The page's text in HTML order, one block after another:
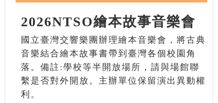
2026NTSO繪本故事音樂會
國立臺灣交響樂團辦理繪本音樂會，將古典
音樂結合繪本故事書帶到臺灣各個校園角
落。備註:學校等半開放場所，請與場館聯
繫是否對外開放。主辦單位保留演出異動權
利。